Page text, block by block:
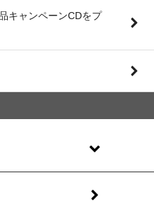
キャンペーンCDをプ